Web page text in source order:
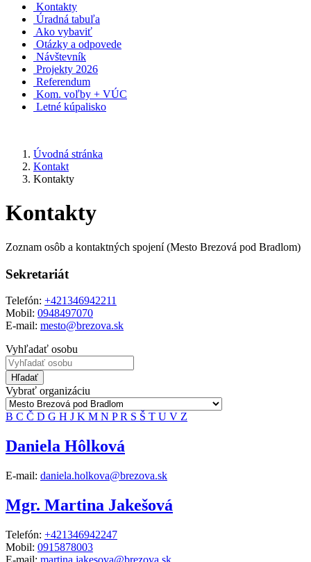
Kontakty
Úradná tabuľa
Ako vybaviť
Otázky a odpovede
Návštevník
Projekty 2026
Referendum
Kom. voľby + VÚC
Letné kúpalisko
Úvodná stránka
Kontakt
Kontakty
Kontakty
Zoznam osôb a kontaktných spojení (Mesto Brezová pod Bradlom)
Sekretariát
Telefón: +421346942211
Mobil: 0948497070
E-mail: mesto@brezova.sk
Vyhľadať osobu
Hľadať
Vybrať organizáciu
B C Č D G H J K M N PR S Š T U V Z
Daniela Hôlková
E-mail: daniela.holkova@brezova.sk
Mgr. Martina Jakešová
Telefón: +421346942247
Mobil: 0915878003
E-mail: martina.jakesova@brezova.sk